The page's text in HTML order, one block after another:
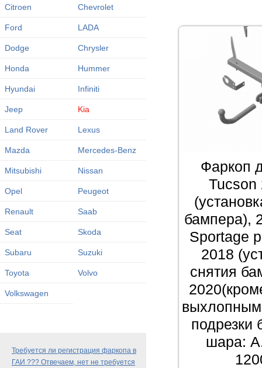
Citroen Chevrolet
Ford LADA
Dodge Chrysler
Honda Hummer
Hyundai Infiniti
Jeep Kia
Land Rover Lexus
Mazda Mercedes-Benz
Mitsubishi Nissan
Opel Peugeot
Renault Saab
Seat Skoda
Subaru Suzuki
Toyota Volvo
Volkswagen
Требуется ли регистрация фаркопа в
ГАИ ??? Отвечаем, нет не требуется
Фаркоп
Tucson
бампера),
Sportage
2018
снятия
подрезки
шара: